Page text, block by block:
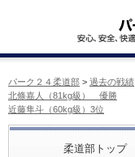
パーク２４柔道部 > 過去の戦績
北條嘉人（81kg級） 優勝
近藤隼斗（60kg級）3位
柔道部トップ